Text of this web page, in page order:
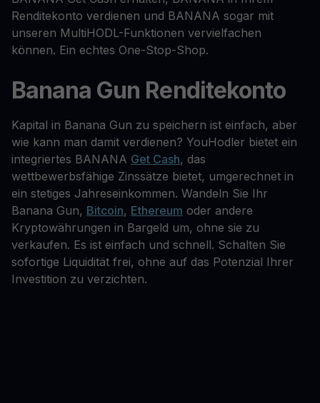
Renditekonto verdienen und BANANA sogar mit
unseren MultiHODL-Funktionen vervielfachen
können. Ein echtes One-Stop-Shop.
Banana Gun Renditekonto
Kapital in Banana Gun zu speichern ist einfach, aber
wie kann man damit verdienen? YouHodler bietet ein
integriertes BANANA Get Cash, das
wettbewerbsfähige Zinssätze bietet, umgerechnet in
ein stetiges Jahreseinkommen. Wandeln Sie Ihr
Banana Gun, Bitcoin, Ethereum oder andere
Kryptowährungen in Bargeld um, ohne sie zu
verkaufen. Es ist einfach und schnell. Schalten Sie
sofortige Liquidität frei, ohne auf das Potenzial Ihrer
Investition zu verzichten.